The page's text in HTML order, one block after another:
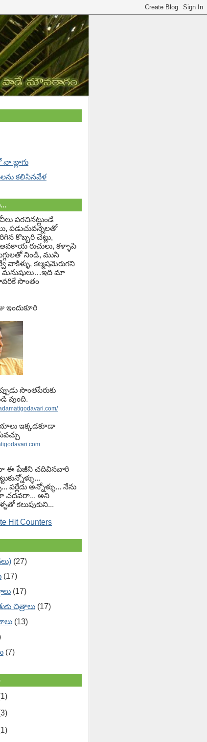
నా బ్లాగు
కలిసినవేళ
పరచినట్లుండే
పడుచువన్నెలతో
కొబ్బరి చెట్లు,
రుచులు, కళ్ళాపి
నిండి, ముసి
వాకిళ్ళు, కల్మషమెరుగని
మనుషులు…ఇది మా
సొంతం
ఇందుకూరి
సొంతపేరుకు
వుంది.
ఇక్కడకూడా
ఈ పేజీని చదివినవారి
పర్లేదు అన్నోళ్ళు... నేను
చదవరా.., అని
కలుపుకుని...
(27)
(17)
(17)
చిత్రాలు (17)
(13)
(7)